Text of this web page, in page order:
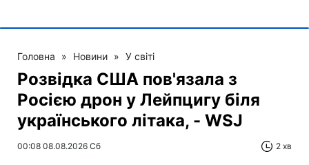
Головна » Новини » У світі
Розвідка США пов'язала з
Росією дрон у Лейпцигу біля
українського літака, - WSJ
00:08 08.08.2026 Сб 2 хв